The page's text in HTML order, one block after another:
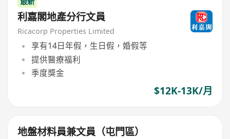
利嘉閣地產分行文員
Ricacorp Properties Limited
享有14日年假，生日假，婚假等
提供醫療福利
季度獎金
$12K-13K/月
地盤材料員兼文員（屯門區）